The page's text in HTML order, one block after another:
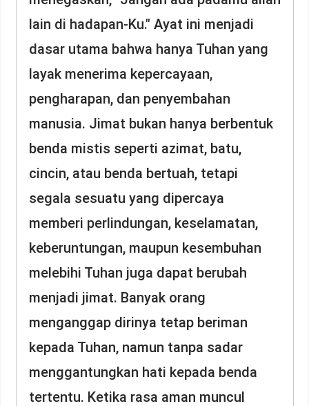
lain di hadapan-Ku." Ayat ini menjadi
dasar utama bahwa hanya Tuhan yang
layak menerima kepercayaan,
pengharapan, dan penyembahan
manusia. Jimat bukan hanya berbentuk
benda mistis seperti azimat, batu,
cincin, atau benda bertuah, tetapi
segala sesuatu yang dipercaya
memberi perlindungan, keselamatan,
keberuntungan, maupun kesembuhan
melebihi Tuhan juga dapat berubah
menjadi jimat. Banyak orang
menganggap dirinya tetap beriman
kepada Tuhan, namun tanpa sadar
menggantungkan hati kepada benda
tertentu. Ketika rasa aman muncul